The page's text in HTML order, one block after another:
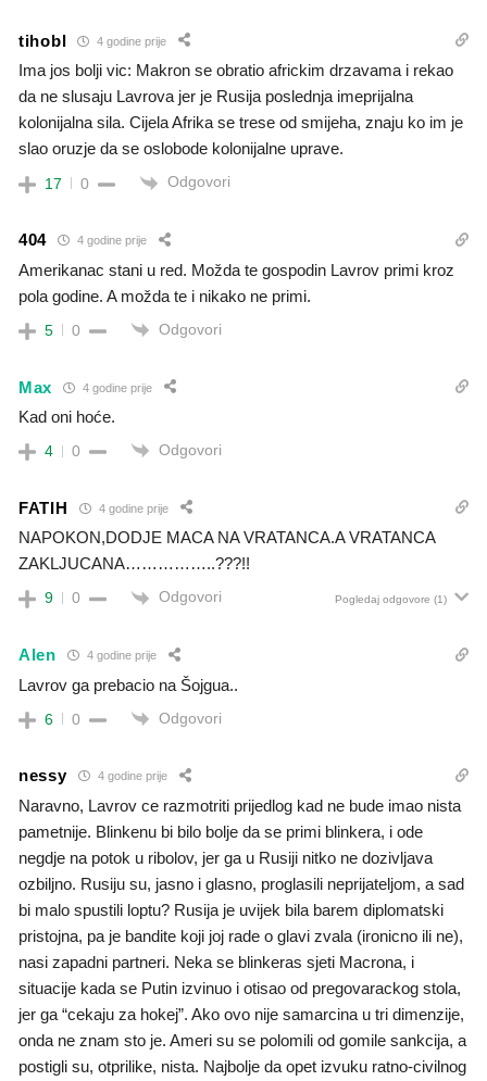
tihobl 4 godine prije
Ima jos bolji vic: Makron se obratio africkim drzavama i rekao
da ne slusaju Lavrova jer je Rusija poslednja imeprijalna
kolonijalna sila. Cijela Afrika se trese od smijeha, znaju ko im je
slao oruzje da se oslobode kolonijalne uprave.
17 0 Odgovori
404 4 godine prije
Amerikanac stani u red. Možda te gospodin Lavrov primi kroz
pola godine. A možda te i nikako ne primi.
5 0 Odgovori
Max 4 godine prije
Kad oni hoće.
4 0 Odgovori
FATIH 4 godine prije
NAPOKON,DODJE MACA NA VRATANCA.A VRATANCA
ZAKLJUCANA……………..???!!
9 0 Odgovori Pogledaj odgovore (1)
Alen 4 godine prije
Lavrov ga prebacio na Šojgua..
6 0 Odgovori
nessy 4 godine prije
Naravno, Lavrov ce razmotriti prijedlog kad ne bude imao nista
pametnije. Blinkenu bi bilo bolje da se primi blinkera, i ode
negdje na potok u ribolov, jer ga u Rusiji nitko ne dozivljava
ozbiljno. Rusiju su, jasno i glasno, proglasili neprijateljom, a sad
bi malo spustili loptu? Rusija je uvijek bila barem diplomatski
pristojna, pa je bandite koji joj rade o glavi zvala (ironicno ili ne),
nasi zapadni partneri. Neka se blinkeras sjeti Macrona, i
situacije kada se Putin izvinuo i otisao od pregovarackog stola,
jer ga “cekaju za hokej”. Ako ovo nije samarcina u tri dimenzije,
onda ne znam sto je. Ameri su se polomili od gomile sankcija, a
postigli su, otprilike, nista. Najbolje da opet izvuku ratno-civilnog